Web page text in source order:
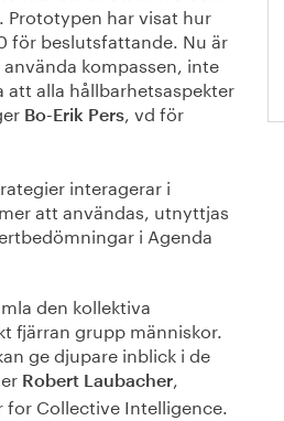
har visat hur
för beslutsfattande. Nu är
kompassen, inte
alla hållbarhetsaspekter
Bo-Erik Pers, vd för
interagerar i
att användas, utnyttjas
i Agenda
den kollektiva
fjärran grupp människor.
ge djupare inblick i de
Robert Laubacher,
for Collective Intelligence.